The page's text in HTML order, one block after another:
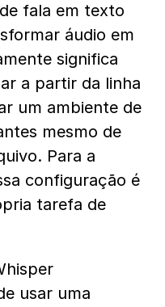
fala em texto
áudio em
significa
a partir da linha
um ambiente de
mesmo de
Para a
configuração é
tarefa de
usar uma